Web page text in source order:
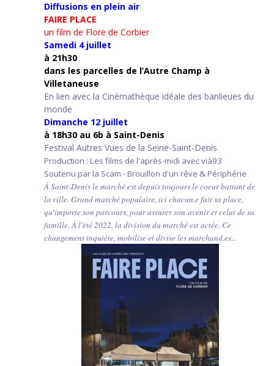
Diffusions en plein air
FAIRE PLACE
un film de Flore de Corbier
Samedi 4 juillet
à 21h30
dans les parcelles de l’Autre Champ à
Villetaneuse
En lien avec la Cinémathèque idéale des banlieues du
monde
Dimanche 12 juillet
à 18h30 au 6b à Saint-Denis
Festival Autres Vues de la Seine-Saint-Denis
Production : Les films de l'après-midi avec vià93
Soutenu par la Scam - Brouillon d'un rêve & Périphérie
À Saint-Denis le marché est depuis toujours le coeur battant de
la ville. Grand marché populaire, ici chacun.e fait sa place,
qu'importe son parcours, pour assurer son avenir et celui de sa
famille. À l'été 2022, la division du marché est actée. Ce
changement inquiète, mobilise et divise les marchand.es...